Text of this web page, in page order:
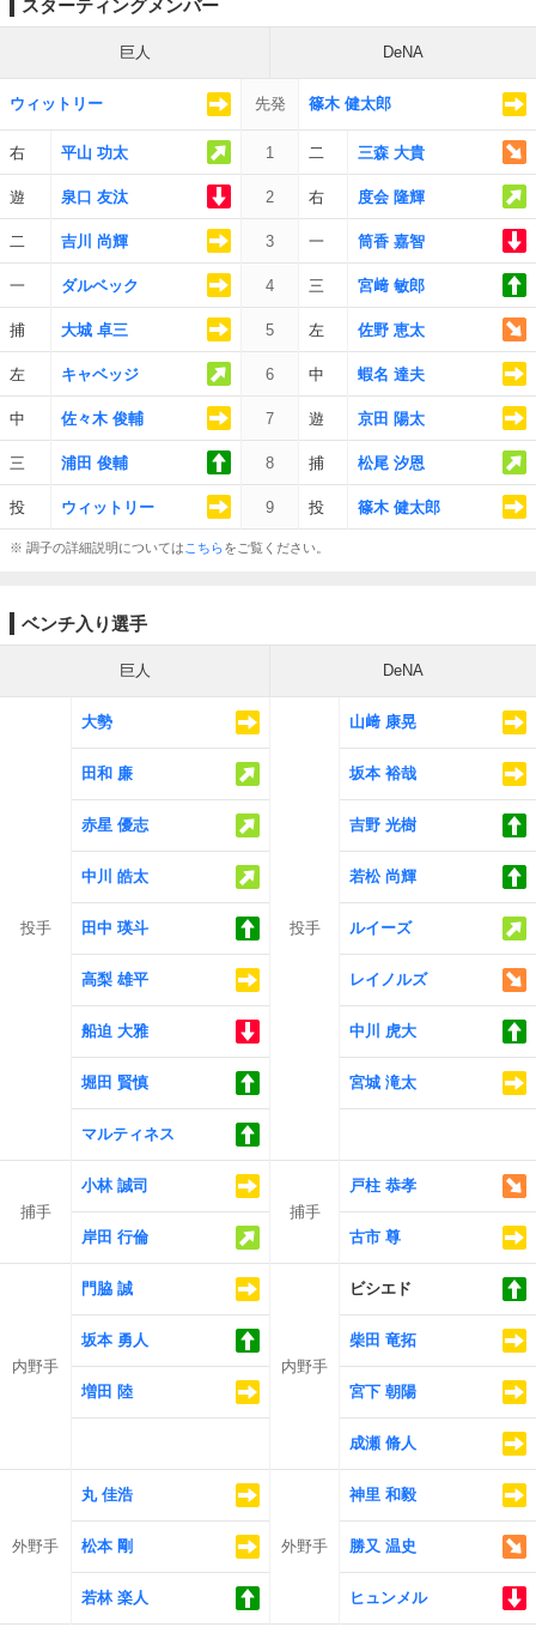
スターティングメンバー
巨人 DeNA
ウィットリー 先発 篠木 健太郎
右 平山 功太 1 二 三森 大貴
遊 泉口 友汰 2 右 度会 隆輝
二 吉川 尚輝 3 一 筒香 嘉智
一 ダルベック 4 三 宮﨑 敏郎
捕 大城 卓三 5 左 佐野 恵太
左 キャベッジ 6 中 蝦名 達夫
中 佐々木 俊輔 7 遊 京田 陽太
三 浦田 俊輔 8 捕 松尾 汐恩
投 ウィットリー 9 投 篠木 健太郎
※ 調子の詳細説明については こちらをご覧ください。
ベンチ入り選手
巨人 DeNA
投手
大勢
投手
山﨑 康晃
田和 廉 坂本 裕哉
赤星 優志 吉野 光樹
中川 皓太 若松 尚輝
田中 瑛斗 ルイーズ
高梨 雄平 レイノルズ
船迫 大雅 中川 虎大
堀田 賢慎 宮城 滝太
マルティネス
捕手
小林 誠司
捕手
戸柱 恭孝
岸田 行倫 古市 尊
内野手
門脇 誠
内野手
ビシエド
坂本 勇人 柴田 竜拓
増田 陸 宮下 朝陽
成瀬 脩人
外野手
丸 佳浩
外野手
神里 和毅
松本 剛 勝又 温史
若林 楽人 ヒュンメル